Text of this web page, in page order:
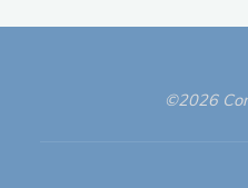
©2026